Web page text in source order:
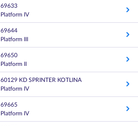
69633
Platform IV
69644
Platform III
69650
Platform II
60129 KD SPRINTER KOTLINA
Platform IV
69665
Platform IV